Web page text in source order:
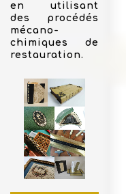
en utilisant
des procédés
mécano-
chimiques de
restauration.